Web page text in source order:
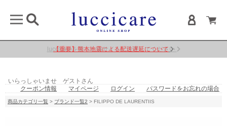
【重要】熊本地震による配送遅延について
いらっしゃいませ ゲストさん
クーポン情報
マイページ ログイン パスワードをお忘れの場合
商品カテゴリ一覧 > ブランド一覧2 > FILIPPO DE LAURENTIIS